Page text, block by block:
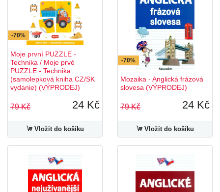
-70%
Moje první PUZZLE -
Technika / Moje prvé
PUZZLE - Technika
(samolepková kniha CZ/SK
vydanie) (VÝPRODEJ)
79 Kč 24 Kč
Vložit do košíku
-70%
Mozaika - Anglická frázová
slovesa (VÝPRODEJ)
79 Kč 24 Kč
Vložit do košíku